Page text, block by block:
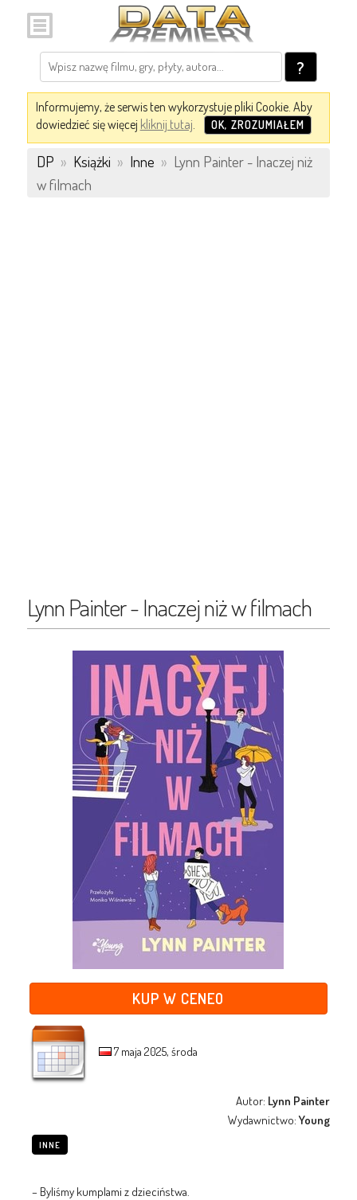
?
Informujemy, że serwis ten wykorzystuje pliki Cookie. Aby
dowiedzieć się więcej kliknij tutaj. OK, ZROZUMIAŁEM
DP » Książki » Inne » Lynn Painter - Inaczej niż
w filmach
Lynn Painter - Inaczej niż w filmach
KUP W CENEO
7 maja 2025, środa
Autor: Lynn Painter
Wydawnictwo:Young
INNE
– Byliśmy kumplami z dzieciństwa.